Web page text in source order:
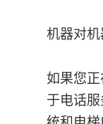
机器对
如果您
于电话